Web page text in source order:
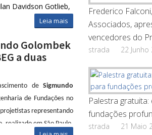
Davidson Gotlieb,
é o engenheiro
Engenharia
(Consultrix),
(Portella
Carvalho
Mendonça,
José Roberto
Pabst e Mario
Leia mais
Golombek
a duas
de Sigmundo
de Fundações no
representando
realizado em São Paulo,
Frederico
Associados,
vencedores do
strada 22 Junho
Palestra
fundações
strada 21 Maio